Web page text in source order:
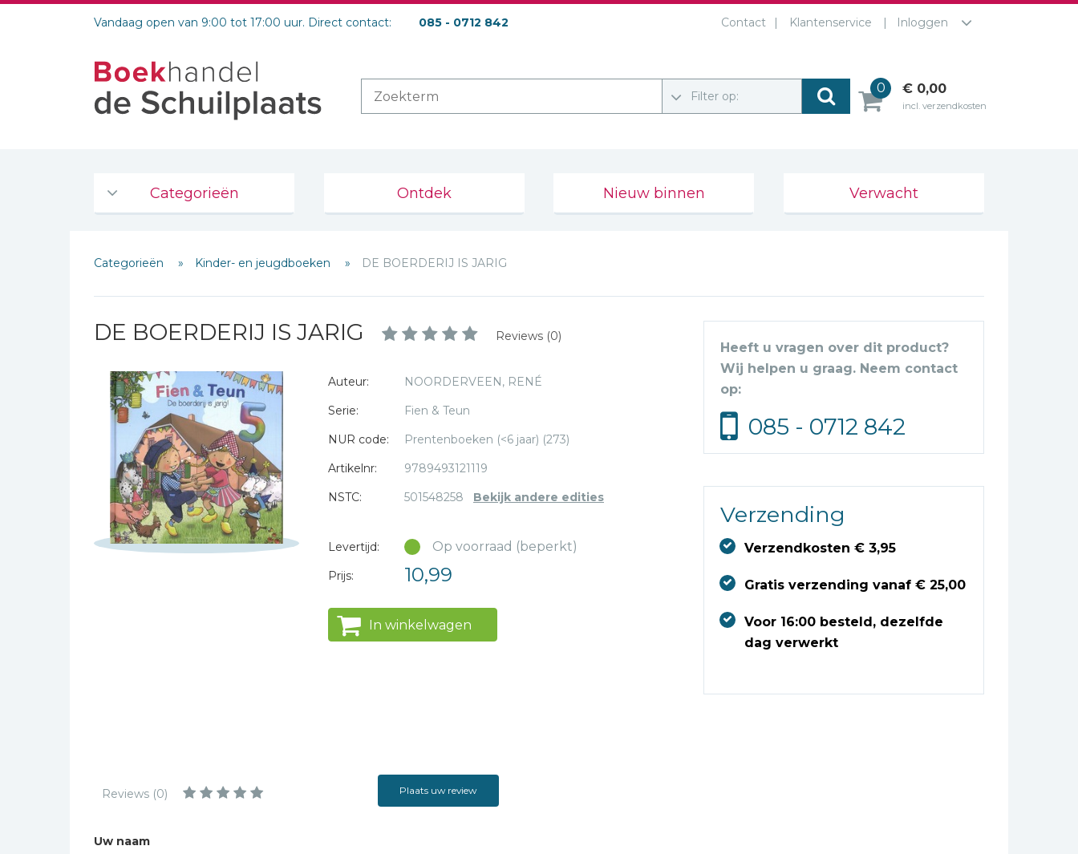
Vandaag open van 9:00 tot 17:00 uur. Direct contact: 085 - 0712 842 Contact Klantenservice Inloggen
Filter op:
0 € 0,00
incl. verzendkosten
Categorieën
De Bijbel
Bijbelse Dagboeken 2026
Bijbelstudie groepen
Bibles Foreign
Languages
Bijbelstudie
Geloof, duurzaamheid
en mileu
Benodigdheden voor
kerken
Christelijke spellen
Christelijke stripboeken
Management &
Politiek
Ontdek Nieuw binnen Verwacht
Categorieën Kinder- en jeugdboeken DE BOERDERIJ IS JARIG
DE BOERDERIJ IS JARIG Reviews (0)
Auteur:
NOORDERVEEN, RENÉ
Serie:
Fien & Teun
NUR code:
Prentenboeken (<6 jaar) (273)
Artikelnr:
9789493121119
NSTC:
501548258 Bekijk andere edities
Levertijd: Op voorraad (beperkt)
Prijs: 10,99
In winkelwagen
Heeft u vragen over dit product?
Wij helpen u graag. Neem contact
op:
085 - 0712 842
Verzending
Verzendkosten € 3,95
Gratis verzending vanaf € 25,00
Voor 16:00 besteld, dezelfde
dag verwerkt
Reviews (0) Plaats uw review
Schrijf hieronder je review!
Sterren
E-mail *
Titel *
Bericht *
Uw naam